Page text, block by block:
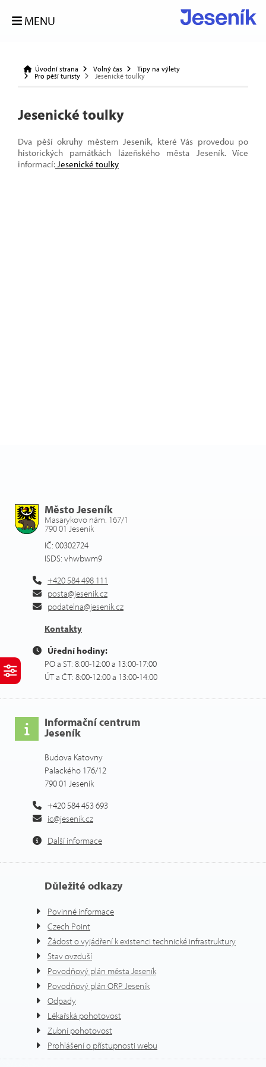
MENU
Úvodní strana Volný čas
Tipy na výlety
Pro pěší turisty
Jesenické toulky
Jesenické toulky
Dva pěší okruhy městem Jeseník, které Vás provedou po
historických památkách lázeňského města Jeseník. Více
informací:Jesenické toulky
Město Jeseník
Masarykovo nám. 167/1
790 01 Jeseník
IČ: 00302724
ISDS: vhwbwm9
+420 584 498 111
posta@jesenik.cz
podatelna@jesenik.cz
Kontakty
Úřední hodiny:
PO a ST: 8:00-12:00 a 13:00-17:00
ÚT a ČT: 8:00-12:00 a 13:00-14:00
Informační centrum
Jeseník
Budova Katovny
Palackého 176/12
790 01 Jeseník
+420 584 453 693
ic@jesenik.cz
Další informace
Důležité odkazy
Povinné informace
Czech Point
Žádost o vyjádření k existenci technické infrastruktury
Stav ovzduší
Povodňový plán města Jeseník
Povodňový plán ORP Jeseník
Odpady
Lékařská pohotovost
Zubní pohotovost
Prohlášení o přístupnosti webu